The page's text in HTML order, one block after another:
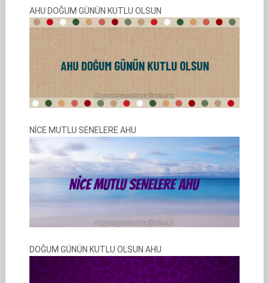
AHU DOĞUM GÜNÜN KUTLU OLSUN
NİCE MUTLU SENELERE AHU
DOĞUM GÜNÜN KUTLU OLSUN AHU